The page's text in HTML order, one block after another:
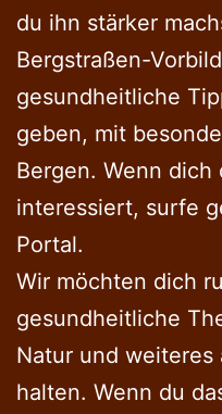
du ihn stärker
Bergstraßen-
gesundheitliche
geben, mit
Bergen. Wenn
interessiert, surfe
Portal.
Wir möchten dich
gesundheitliche
Natur und weiteres
halten. Wenn du